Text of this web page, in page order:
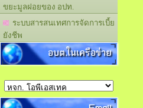
ขยะมูลฝอยของ อปท.
ระบบสารสนเทศการจัดการเบี้ย
ยังชีพ
อบต.ในเครือข่าย